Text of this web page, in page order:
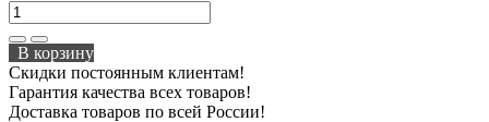
В корзину
Скидки постоянным клиентам!
Гарантия качества всех товаров!
Доставка товаров по всей России!